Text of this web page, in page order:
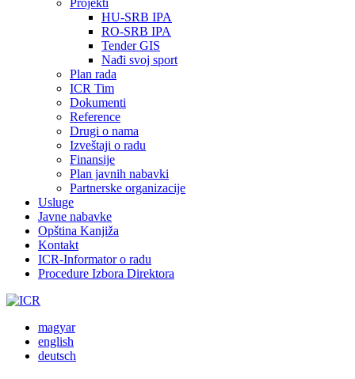
Projekti
HU-SRB IPA
RO-SRB IPA
Tender GIS
Nađi svoj sport
Plan rada
ICR Tim
Dokumenti
Reference
Drugi o nama
Izveštaji o radu
Finansije
Plan javnih nabavki
Partnerske organizacije
Usluge
Javne nabavke
Opština Kanjiža
Kontakt
ICR-Informator o radu
Procedure Izbora Direktora
magyar
english
deutsch